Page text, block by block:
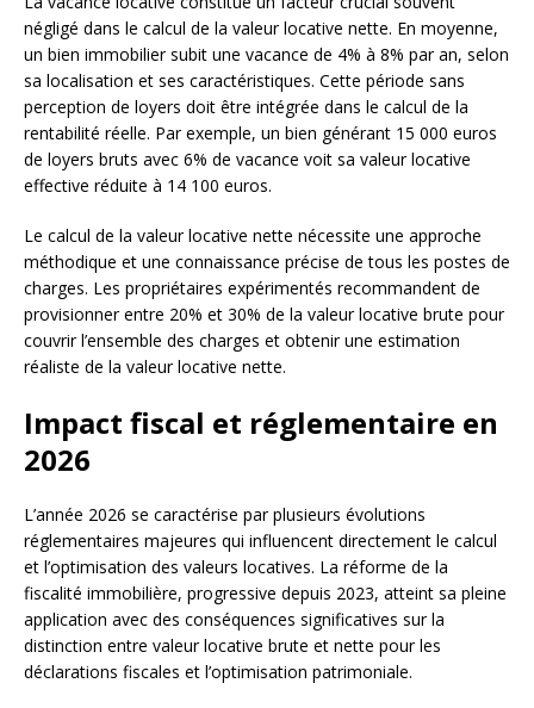
négligé dans le calcul de la valeur locative nette. En moyenne,
un bien immobilier subit une vacance de 4% à 8% par an, selon
sa localisation et ses caractéristiques. Cette période sans
perception de loyers doit être intégrée dans le calcul de la
rentabilité réelle. Par exemple, un bien générant 15 000 euros
de loyers bruts avec 6% de vacance voit sa valeur locative
effective réduite à 14 100 euros.
Le calcul de la valeur locative nette nécessite une approche
méthodique et une connaissance précise de tous les postes de
charges. Les propriétaires expérimentés recommandent de
provisionner entre 20% et 30% de la valeur locative brute pour
couvrir l’ensemble des charges et obtenir une estimation
réaliste de la valeur locative nette.
Impact fiscal et réglementaire en
2026
L’année 2026 se caractérise par plusieurs évolutions
réglementaires majeures qui influencent directement le calcul
et l’optimisation des valeurs locatives. La réforme de la
fiscalité immobilière, progressive depuis 2023, atteint sa pleine
application avec des conséquences significatives sur la
distinction entre valeur locative brute et nette pour les
déclarations fiscales et l’optimisation patrimoniale.